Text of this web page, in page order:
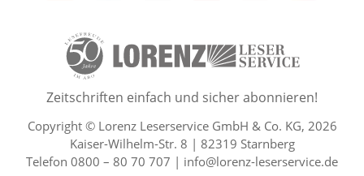
Leserservice
50 Lesefreude im Abo Jahre
Zeitschriften einfach und sicher abonnieren!
Copyright © Lorenz Leserservice GmbH & Co. KG, 2026
Kaiser-Wilhelm-Str. 8 | 82319 Starnberg
Telefon 0800 – 80 70 707 | info@lorenz-leserservice.de